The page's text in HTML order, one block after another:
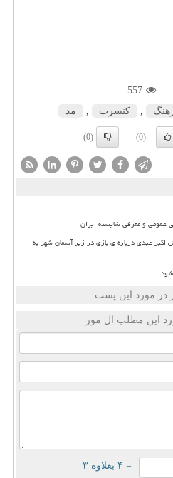
557
كنسرت مد
(0)
(0)
عمومی و معرفی شایسته ایران
عبدی درباره ی بازی در زیر آسمان شهر به
در مورد این پست
این مطلب ال مور
= ۴ بعلاوه ۳